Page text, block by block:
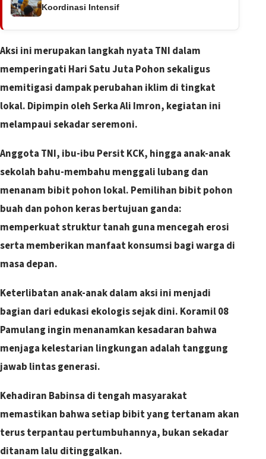
Koordinasi Intensif
Aksi ini merupakan langkah nyata TNI dalam
memperingati Hari Satu Juta Pohon sekaligus
memitigasi dampak perubahan iklim di tingkat
lokal. ​Dipimpin oleh Serka Ali Imron, kegiatan ini
melampaui sekadar seremoni.
Anggota TNI, ibu-ibu Persit KCK, hingga anak-anak
sekolah bahu-membahu menggali lubang dan
menanam bibit pohon lokal. Pemilihan bibit pohon
buah dan pohon keras bertujuan ganda:
memperkuat struktur tanah guna mencegah erosi
serta memberikan manfaat konsumsi bagi warga di
masa depan.
​Keterlibatan anak-anak dalam aksi ini menjadi
bagian dari edukasi ekologis sejak dini. Koramil 08
Pamulang ingin menanamkan kesadaran bahwa
menjaga kelestarian lingkungan adalah tanggung
jawab lintas generasi.
Kehadiran Babinsa di tengah masyarakat
memastikan bahwa setiap bibit yang tertanam akan
terus terpantau pertumbuhannya, bukan sekadar
ditanam lalu ditinggalkan.